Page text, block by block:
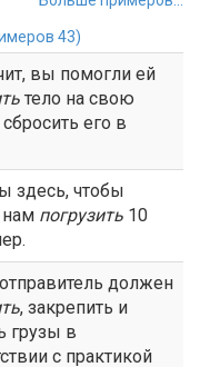
43)
вы помогли ей
тело на свою
его в
здесь, чтобы
погрузить 10
должен
, закрепить и
грузы в
с практикой